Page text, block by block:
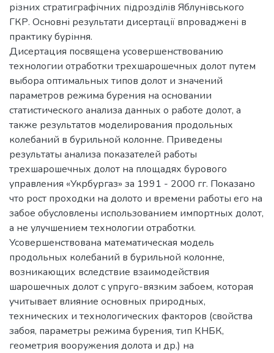
різних стратиграфічних підрозділів Яблунівського
ГКР. Основні результати дисертації впроваджені в
практику буріння.
Дисертация посвящена усовершенствованию
технологии отработки трехшарошечных долот путем
выбора оптимальных типов долот и значений
параметров режима бурения на основании
статистического анализа данных о работе долот, а
также результатов моделирования продольных
колебаний в бурильной колонне. Приведены
результаты анализа показателей работы
трехшарошечных долот на площадях бурового
управления «Укрбургаз» за 1991 - 2000 гг. Показано
что рост проходки на долото и времени работы его на
забое обусловлены использованием импортных долот,
а не улучшением технологии отработки.
Усовершенствована математическая модель
продольных колебаний в бурильной колонне,
возникающих вследствие взаимодействия
шарошечных долот с упруго-вязким забоем, которая
учитывает влияние основных природных,
технических и технологических факторов (свойства
забоя, параметры режима бурения, тип КНБК,
геометрия вооружения долота и др.) на